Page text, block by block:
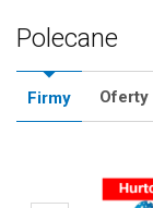
Polecane
Firmy Oferty